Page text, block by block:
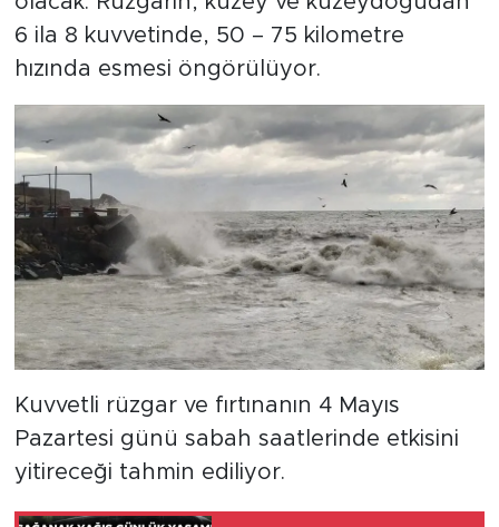
6 ila 8 kuvvetinde, 50 – 75 kilometre
hızında esmesi öngörülüyor.
Kuvvetli rüzgar ve fırtınanın 4 Mayıs
Pazartesi günü sabah saatlerinde etkisini
yitireceği tahmin ediliyor.